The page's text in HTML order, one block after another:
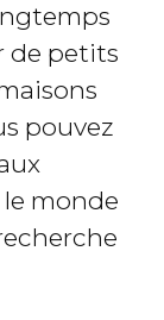
de petits
pouvez
monde